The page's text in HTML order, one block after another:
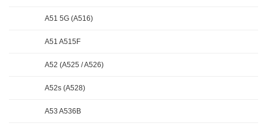
A51 5G (A516)
A51 A515F
A52 (A525 / A526)
A52s (A528)
A53 A536B